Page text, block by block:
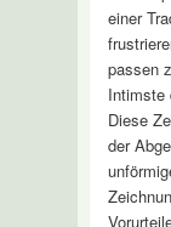
einer
passen
Intimste
Diese
der